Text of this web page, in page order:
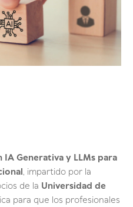
Generativa y LLMs para
, impartido por la
de la Universidad de
para que los profesionales